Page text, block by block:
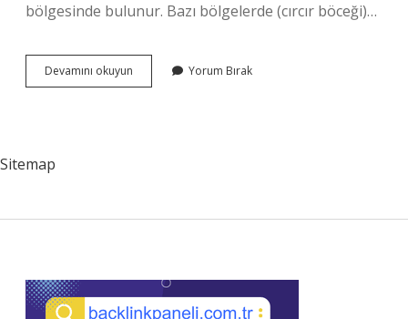
bölgesinde bulunur. Bazı bölgelerde (cırcır böceği)…
Devamını okuyun Ağustos
Böceği
Yorum Bırak
Sitemap
Sidebar